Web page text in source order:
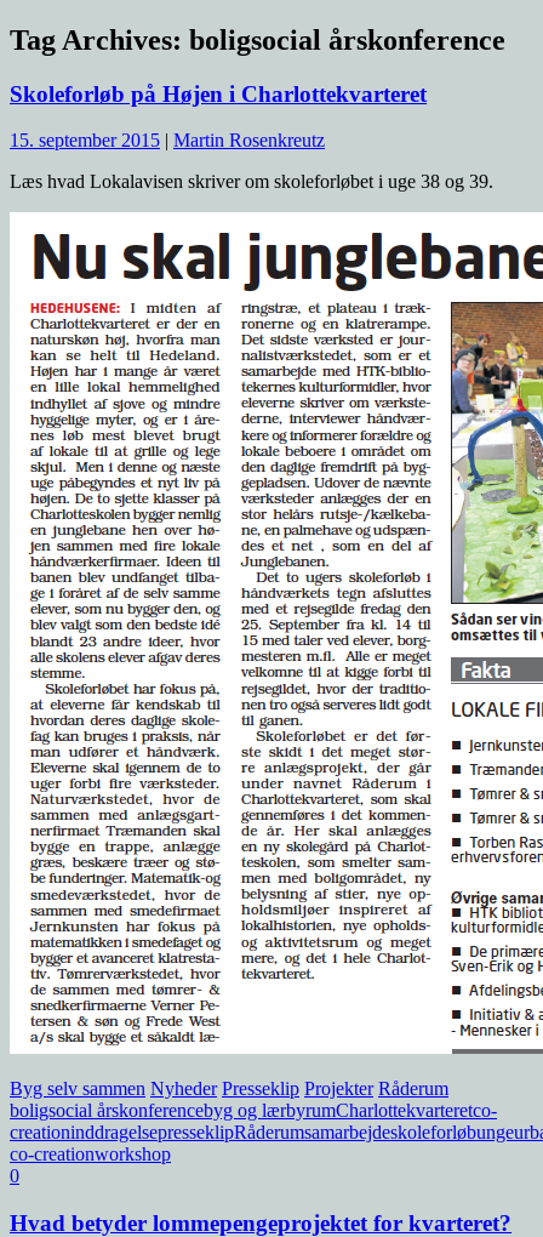
Tag Archives: boligsocial årskonference
Skoleforløb på Højen i Charlottekvarteret
15. september 2015 | Martin Rosenkreutz
Læs hvad Lokalavisen skriver om skoleforløbet i uge 38 og 39.
Byg selv sammen Nyheder Presseklip Projekter Råderum
boligsocial årskonferencebyg og lærbyrumCharlottekvarteretco-
creationinddragelsepresseklipRåderumsamarbejdeskoleforløbunge
co-creationworkshop
0
Hvad betyder lommepengeprojektet for kvarteret?